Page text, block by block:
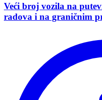
Veći broj vozila na
radova i na graničnim